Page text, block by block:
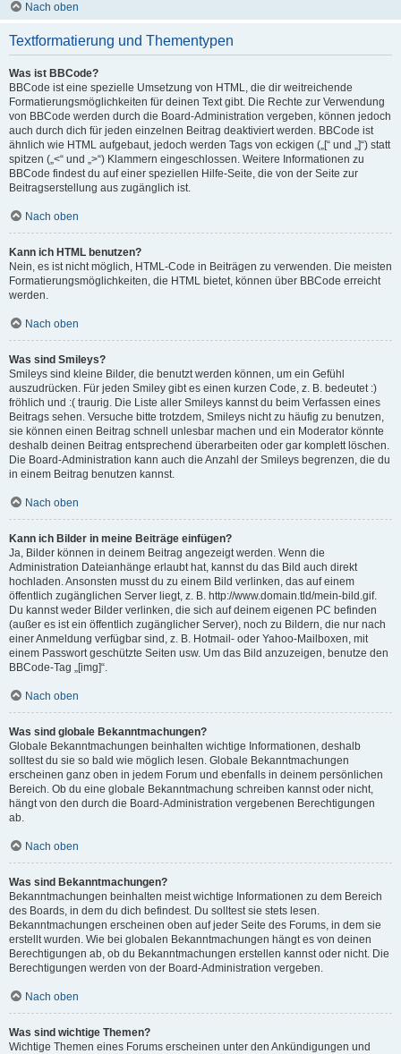
Nach oben
Textformatierung und Thementypen
Was ist BBCode?
BBCode ist eine spezielle Umsetzung von HTML, die dir weitreichende
Formatierungsmöglichkeiten für deinen Text gibt. Die Rechte zur Verwendung
von BBCode werden durch die Board-Administration vergeben, können jedoch
auch durch dich für jeden einzelnen Beitrag deaktiviert werden. BBCode ist
ähnlich wie HTML aufgebaut, jedoch werden Tags von eckigen („[“ und „]“) statt
spitzen („<“ und „>“) Klammern eingeschlossen. Weitere Informationen zu
BBCode findest du auf einer speziellen Hilfe-Seite, die von der Seite zur
Beitragserstellung aus zugänglich ist.
Nach oben
Kann ich HTML benutzen?
Nein, es ist nicht möglich, HTML-Code in Beiträgen zu verwenden. Die meisten
Formatierungsmöglichkeiten, die HTML bietet, können über BBCode erreicht
werden.
Nach oben
Was sind Smileys?
Smileys sind kleine Bilder, die benutzt werden können, um ein Gefühl
auszudrücken. Für jeden Smiley gibt es einen kurzen Code, z. B. bedeutet :)
fröhlich und :( traurig. Die Liste aller Smileys kannst du beim Verfassen eines
Beitrags sehen. Versuche bitte trotzdem, Smileys nicht zu häufig zu benutzen,
sie können einen Beitrag schnell unlesbar machen und ein Moderator könnte
deshalb deinen Beitrag entsprechend überarbeiten oder gar komplett löschen.
Die Board-Administration kann auch die Anzahl der Smileys begrenzen, die du
in einem Beitrag benutzen kannst.
Nach oben
Kann ich Bilder in meine Beiträge einfügen?
Ja, Bilder können in deinem Beitrag angezeigt werden. Wenn die
Administration Dateianhänge erlaubt hat, kannst du das Bild auch direkt
hochladen. Ansonsten musst du zu einem Bild verlinken, das auf einem
öffentlich zugänglichen Server liegt, z. B. http://www.domain.tld/mein-bild.gif.
Du kannst weder Bilder verlinken, die sich auf deinem eigenen PC befinden
(außer es ist ein öffentlich zugänglicher Server), noch zu Bildern, die nur nach
einer Anmeldung verfügbar sind, z. B. Hotmail- oder Yahoo-Mailboxen, mit
einem Passwort geschützte Seiten usw. Um das Bild anzuzeigen, benutze den
BBCode-Tag „[img]“.
Nach oben
Was sind globale Bekanntmachungen?
Globale Bekanntmachungen beinhalten wichtige Informationen, deshalb
solltest du sie so bald wie möglich lesen. Globale Bekanntmachungen
erscheinen ganz oben in jedem Forum und ebenfalls in deinem persönlichen
Bereich. Ob du eine globale Bekanntmachung schreiben kannst oder nicht,
hängt von den durch die Board-Administration vergebenen Berechtigungen
ab.
Nach oben
Was sind Bekanntmachungen?
Bekanntmachungen beinhalten meist wichtige Informationen zu dem Bereich
des Boards, in dem du dich befindest. Du solltest sie stets lesen.
Bekanntmachungen erscheinen oben auf jeder Seite des Forums, in dem sie
erstellt wurden. Wie bei globalen Bekanntmachungen hängt es von deinen
Berechtigungen ab, ob du Bekanntmachungen erstellen kannst oder nicht. Die
Berechtigungen werden von der Board-Administration vergeben.
Nach oben
Was sind wichtige Themen?
Wichtige Themen eines Forums erscheinen unter den Ankündigungen und